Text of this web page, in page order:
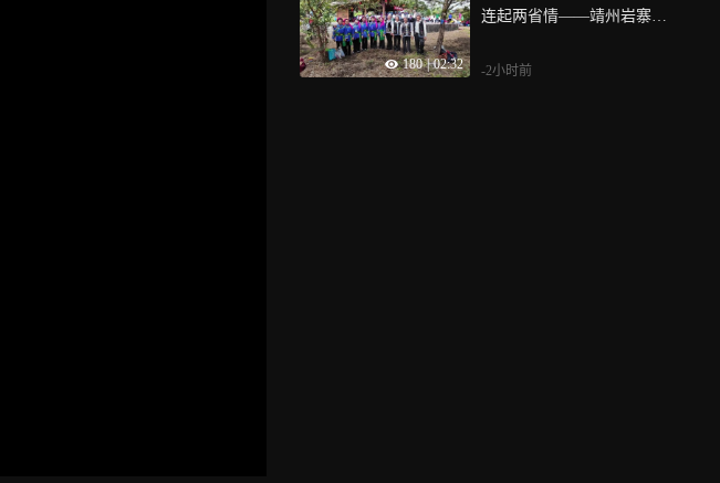
180 | 02:32
连起两省情——靖州岩寨村
-2小时前